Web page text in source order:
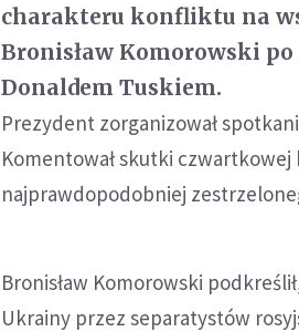
charakteru konfliktu na
Bronisław Komorowski
Donaldem Tuskiem.
Prezydent zorganizował
Komentował skutki
najprawdopodobniej
Bronisław Komorowski
Ukrainy przez separatystów